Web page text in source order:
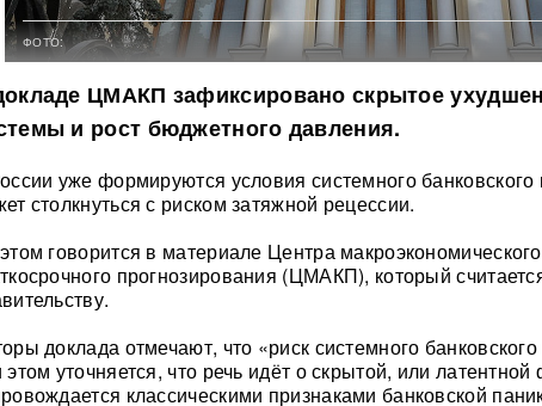
ФОТО:
ЦМАКП зафиксировано скрытое
и рост бюджетного давления.
уже формируются условия системного банковского
столкнуться с риском затяжной рецессии.
говорится в материале Центра
прогнозирования (ЦМАКП), который
доклада отмечают, что «риск системного
этом уточняется, что речь идёт о скрытой, или
классическими признаками банковской